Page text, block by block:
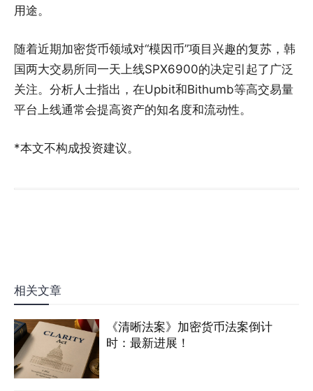
用途。
随着近期加密货币领域对“模因币”项目兴趣的复苏，韩
国两大交易所同一天上线SPX6900的决定引起了广泛
关注。分析人士指出，在Upbit和Bithumb等高交易量
平台上线通常会提高资产的知名度和流动性。
*本文不构成投资建议。
相关文章
《清晰法案》加密货币法案倒计
时：最新进展！